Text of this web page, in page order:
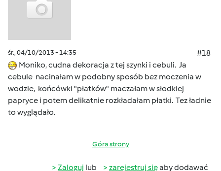
śr., 04/10/2013 - 14:35
#18
Moniko, cudna dekoracja z tej szynki i cebuli. Ja
cebule nacinałam w podobny sposób bez moczenia w
wodzie, końcówki "płatków" maczałam w słodkiej
papryce i potem delikatnie rozkładałam płatki. Tez ładnie
to wyglądało.
Góra strony
Zaloguj lub zarejestruj sięaby dodawać